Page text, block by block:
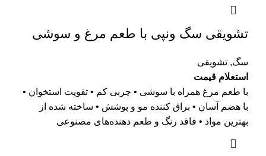
تشویقی سگ ونپی با طعم مرغ و سوشی
سگ, تشویقی
استعلام قیمت
با طعم مرغ همراه با سوشی • چربی کم • تقویت استخوان •
با هضم آسان • براق کننده مو و پوشش • ساخته شده از
بهترین مواد • فاقد رنگ و طعم دهنده‌های مصنوعی